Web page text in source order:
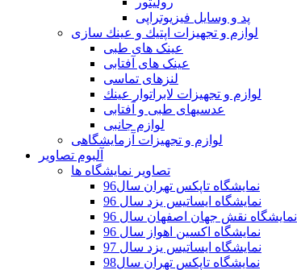
پد و وسایل فیزیوتراپی
لوازم و تجهیزات اپتيك و عينك سازی
عینک های طبی
عینک های آفتابی
لنزهای تماسی
لوازم و تجهيزات لابراتوار عينك
عدسيهای طبی و آفتابی
لوازم جانبی
لوازم و تجهیزات آزمایشگاهی
آلبوم تصاویر
تصاویر نمایشگاه ها
نمایشگاه تاپکس تهران سال96
نمایشگاه ایساتیس یزد سال 96
نمایشگاه نقش جهان اصفهان سال 96
نمایشگاه اکسین اهواز سال 96
نمایشگاه ایساتیس یزد سال 97
نمایشگاه تاپکس تهران سال98